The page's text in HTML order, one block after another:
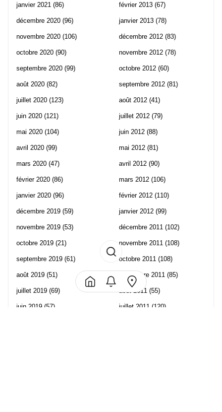
janvier 2021 (86)
décembre 2020 (96)
novembre 2020 (106)
octobre 2020 (90)
septembre 2020 (99)
août 2020 (82)
juillet 2020 (123)
juin 2020 (121)
mai 2020 (104)
avril 2020 (99)
mars 2020 (47)
février 2020 (86)
janvier 2020 (96)
décembre 2019 (59)
novembre 2019 (53)
octobre 2019 (21)
septembre 2019 (61)
août 2019 (51)
juillet 2019 (69)
juin 2019 (57)
février 2013 (67)
janvier 2013 (78)
décembre 2012 (83)
novembre 2012 (78)
octobre 2012 (60)
septembre 2012 (81)
août 2012 (41)
juillet 2012 (79)
juin 2012 (88)
mai 2012 (81)
avril 2012 (90)
mars 2012 (106)
février 2012 (110)
janvier 2012 (99)
décembre 2011 (102)
novembre 2011 (108)
octobre 2011 (108)
septembre 2011 (85)
août 2011 (55)
juillet 2011 (120)